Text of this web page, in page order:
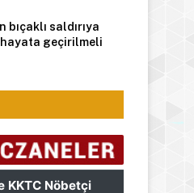
Arıklı, YDP’nin Lefkoşa Türk Belediyesi Başkan Adayını açıkladı
bıçaklı saldırıya
hayata geçirilmeli